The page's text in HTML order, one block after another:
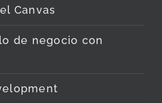
Canvas
de negocio con